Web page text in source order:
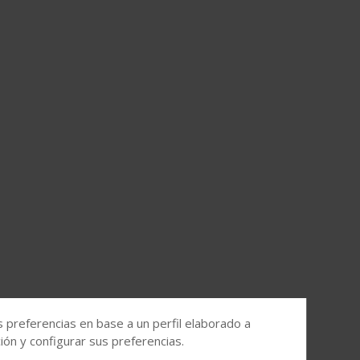
en base a un perfil elaborado a
y configurar sus preferencias.